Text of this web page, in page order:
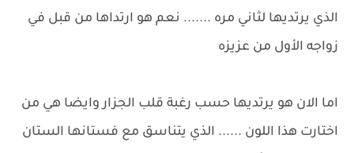
الذي يرتديها لثاني مره ....... نعم هو ارتداها من قبل في
زواجه الأول من عزيزه
اما الان هو يرتديها حسب رغبة قلب الجزار وايضا هي من
اختارت هذا اللون ...... الذي يتناسق مع فستانها الستان